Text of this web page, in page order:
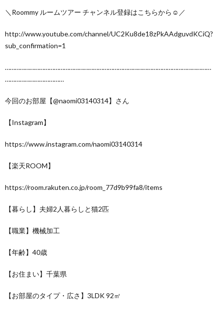
＼Roommy ルームツアー チャンネル登録はこちらから☺︎／
http://www.youtube.com/channel/UC2Ku8de18zPkAAdguvdKCiQ?
sub_confirmation=1
………………………………………………………………………………………………………………
………………………………
今回のお部屋【@naomi03140314】さん
【Instagram】
https://www.instagram.com/naomi03140314
【楽天ROOM】
https://room.rakuten.co.jp/room_77d9b99fa8/items
【暮らし】夫婦2人暮らしと猫2匹
【職業】機械加工
【年齢】40歳
【お住まい】千葉県
【お部屋のタイプ・広さ】3LDK 92㎡